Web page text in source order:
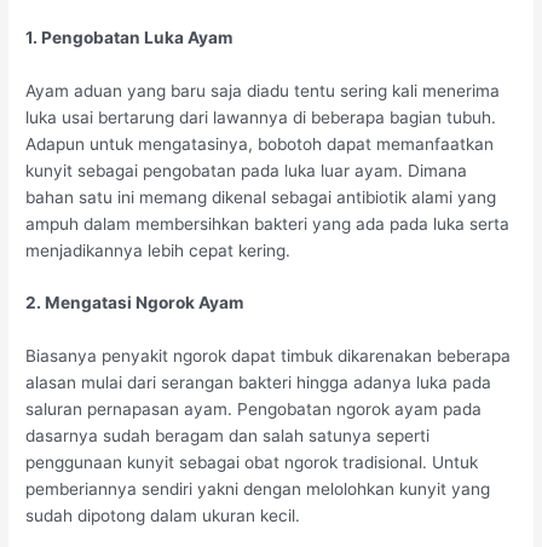
1. Pengobatan Luka Ayam
Ayam aduan yang baru saja diadu tentu sering kali menerima
luka usai bertarung dari lawannya di beberapa bagian tubuh.
Adapun untuk mengatasinya, bobotoh dapat memanfaatkan
kunyit sebagai pengobatan pada luka luar ayam. Dimana
bahan satu ini memang dikenal sebagai antibiotik alami yang
ampuh dalam membersihkan bakteri yang ada pada luka serta
menjadikannya lebih cepat kering.
2. Mengatasi Ngorok Ayam
Biasanya penyakit ngorok dapat timbuk dikarenakan beberapa
alasan mulai dari serangan bakteri hingga adanya luka pada
saluran pernapasan ayam. Pengobatan ngorok ayam pada
dasarnya sudah beragam dan salah satunya seperti
penggunaan kunyit sebagai obat ngorok tradisional. Untuk
pemberiannya sendiri yakni dengan melolohkan kunyit yang
sudah dipotong dalam ukuran kecil.